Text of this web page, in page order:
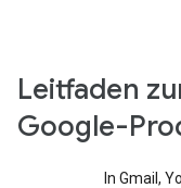
Leitfaden
Google-
In Gmail,